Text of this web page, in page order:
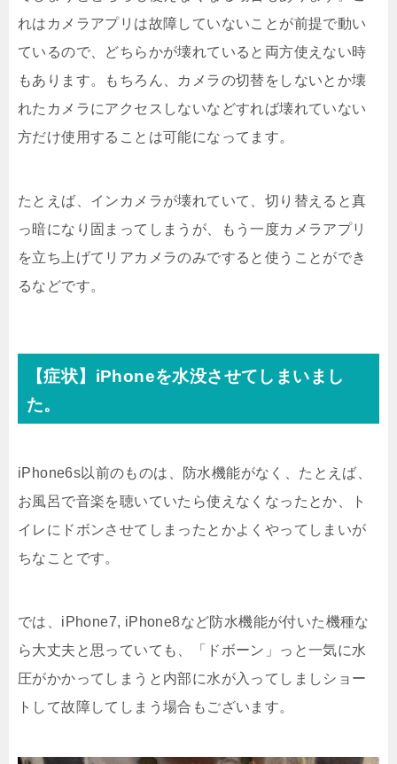
れはカメラアプリは故障していないことが前提で動い
ているので、どちらかが壊れていると両方使えない時
もあります。もちろん、カメラの切替をしないとか壊
れたカメラにアクセスしないなどすれば壊れていない
方だけ使用することは可能になってます。
たとえば、インカメラが壊れていて、切り替えると真
っ暗になり固まってしまうが、もう一度カメラアプリ
を立ち上げてリアカメラのみですると使うことができ
るなどです。
【症状】iPhoneを水没させてしまいまし
た。
iPhone6s以前のものは、防水機能がなく、たとえば、
お風呂で音楽を聴いていたら使えなくなったとか、ト
イレにドボンさせてしまったとかよくやってしまいが
ちなことです。
では、iPhone7, iPhone8など防水機能が付いた機種な
ら大丈夫と思っていても、「ドボーン」っと一気に水
圧がかかってしまうと内部に水が入ってしましショー
トして故障してしまう場合もございます。